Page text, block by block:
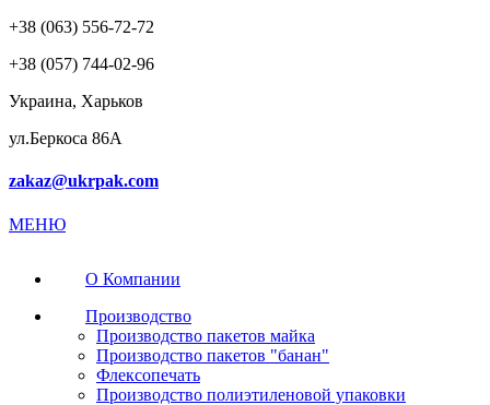
+38 (063) 556-72-72
+38 (057) 744-02-96
Украина, Харьков
ул.Беркоса 86А
zakaz@ukrpak.com
МЕНЮ
О Компании
Производство
Производство пакетов майка
Производство пакетов "банан"
Флексопечать
Производство полиэтиленовой упаковки